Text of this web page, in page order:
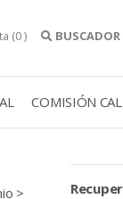
(0 ) BUSCADOR
COMISIÓN
>